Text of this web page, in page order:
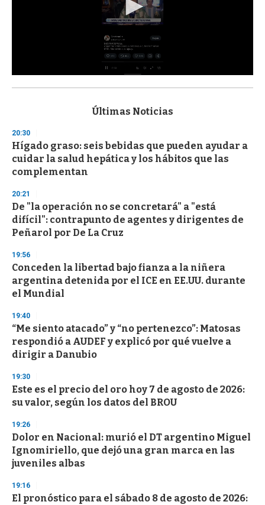
s
d
s
o
f
3
s
e
c
o
n
s
Últimas Noticias
20:30
Hígado graso: seis bebidas que pueden ayudar a
cuidar la salud hepática y los hábitos que las
complementan
20:21
De "la operación no se concretará" a "está
difícil": contrapunto de agentes y dirigentes de
Peñarol por De La Cruz
19:56
Conceden la libertad bajo fianza a la niñera
argentina detenida por el ICE en EE.UU. durante
el Mundial
19:40
“Me siento atacado” y “no pertenezco”: Matosas
respondió a AUDEF y explicó por qué vuelve a
dirigir a Danubio
19:30
Este es el precio del oro hoy 7 de agosto de 2026:
su valor, según los datos del BROU
19:26
Dolor en Nacional: murió el DT argentino Miguel
Ignomiriello, que dejó una gran marca en las
juveniles albas
19:16
El pronóstico para el sábado 8 de agosto de 2026: